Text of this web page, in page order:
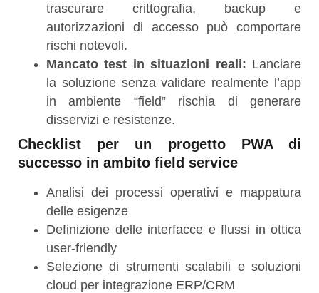
trascurare crittografia, backup e
autorizzazioni di accesso può comportare
rischi notevoli.
Mancato test in situazioni reali: Lanciare
la soluzione senza validare realmente l’app
in ambiente “field” rischia di generare
disservizi e resistenze.
Checklist per un progetto PWA di
successo in ambito field service
Analisi dei processi operativi e mappatura
delle esigenze
Definizione delle interfacce e flussi in ottica
user-friendly
Selezione di strumenti scalabili e soluzioni
cloud per integrazione ERP/CRM